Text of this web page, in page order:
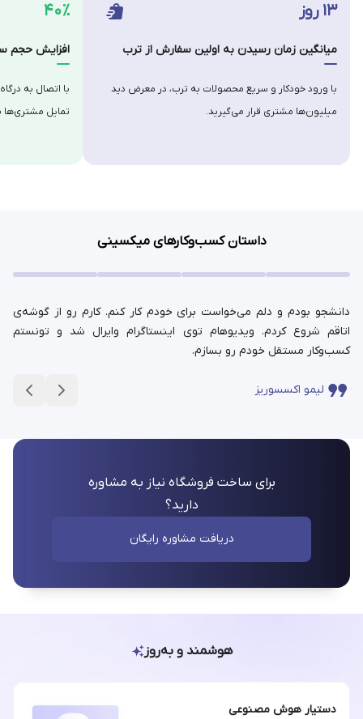
۴۰٪
افزایش حجم
با اتصال به
تمایل
۱۳ روز
میانگین زمان رسیدن به اولین سفارش از ترب
با ورود خودکار و سریع محصولات به ترب، در معرض دید
میلیون‌ها مشتری قرار می‌گیرید.
داستان کسب‌وکارهای میکسینی
دانشجو بودم و دلم می‌خواست برای خودم کار کنم. کارم رو از گوشه‌ی
اتاقم شروع کردم. ویدیوهام توی اینستاگرام وایرال شد و تونستم
کسب‌وکار مستقل خودم رو بسازم.
لیمو اکسسوریز
برای ساخت فروشگاه نیاز به مشاوره
دارید؟
دریافت مشاوره رایگان
هوشمند و به‌روز
دستیار هوش مصنوعی